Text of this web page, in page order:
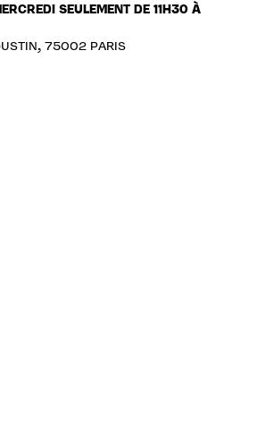
SEULEMENT DE 11H30 À
75002 PARIS